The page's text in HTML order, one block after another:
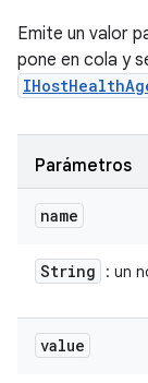
Emite un valor
pone en cola y
Parámetros
name
String : un
value